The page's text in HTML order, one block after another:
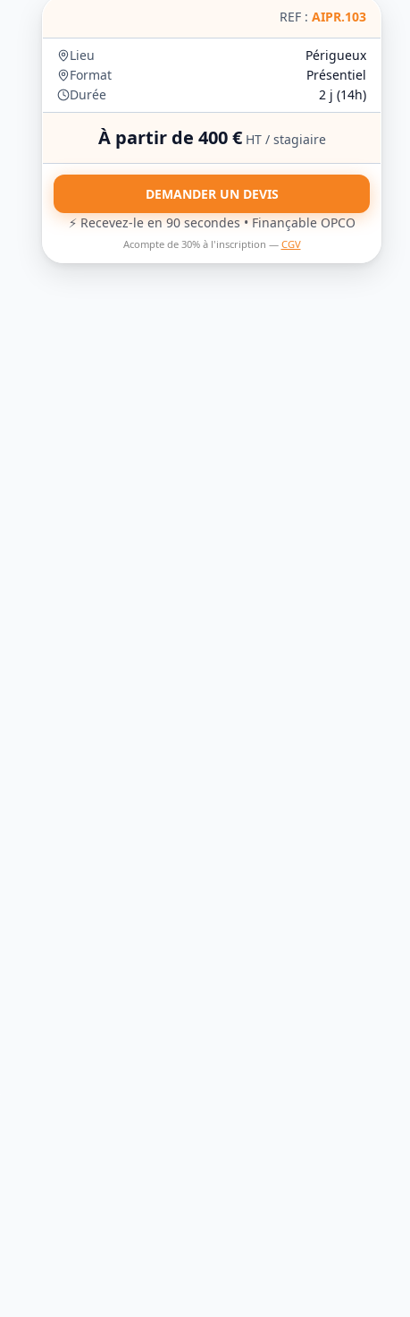
REF : AIPR.103
Lieu
Périgueux
Format
Présentiel
Durée
2 j (14h)
À partir de 400€ HT / stagiaire
DEMANDER UN DEVIS
⚡ Recevez-le en 90 secondes • Finançable OPCO
Acompte de 30% à l'inscription — CGV